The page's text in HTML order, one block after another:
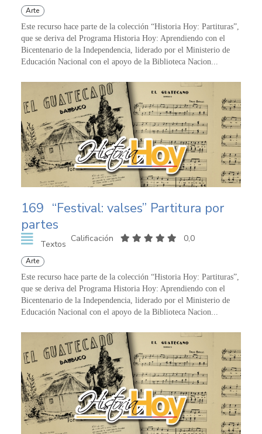
Arte
Este recurso hace parte de la colección “Historia Hoy: Partituras”,
que se deriva del Programa Historia Hoy: Aprendiendo con el
Bicentenario de la Independencia, liderado por el Ministerio de
Educación Nacional con el apoyo de la Biblioteca Nacion...
169 “Festival: valses” Partitura por
partes
Textos
Calificación 0,0
Arte
Este recurso hace parte de la colección “Historia Hoy: Partituras”,
que se deriva del Programa Historia Hoy: Aprendiendo con el
Bicentenario de la Independencia, liderado por el Ministerio de
Educación Nacional con el apoyo de la Biblioteca Nacion...